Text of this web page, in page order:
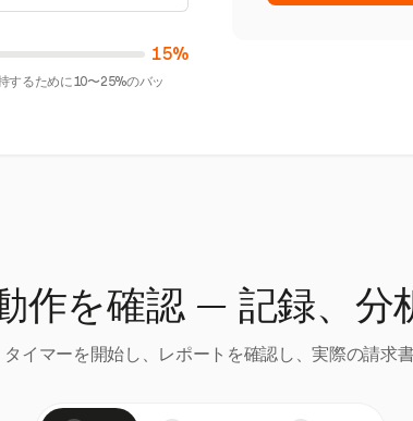
15%
するために10〜25%のバッ
作を確認 — 記録、分
イマーを開始し、レポートを確認し、実際の請求